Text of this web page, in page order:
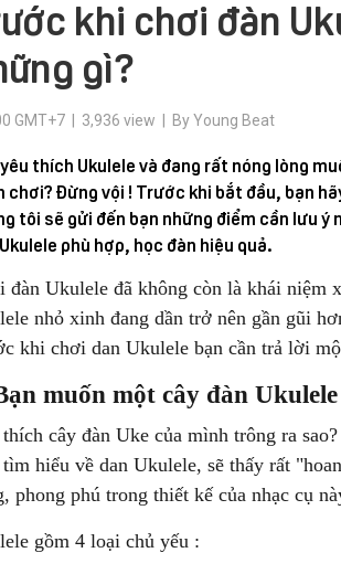
khi chơi đàn
gì?
GMT+7 | 3,936 view | By Young Beat
thích Ukulele và đang rất nóng lòng
chơi? Đừng vội ! Trước khi bắt đầu, bạn
tôi sẽ gửi đến bạn những điểm cần lưu ý
phù hợp, học đàn hiệu quả.
đàn Ukulele đã không còn là khái niệm
nhỏ xinh đang dần trở nên gần gũi
khi chơi dan Ukulele bạn cần trả lời
muốn một cây đàn
cây đàn Uke của mình trông ra
hiểu về dan Ukulele, sẽ thấy rất
phong phú trong thiết kế của nhạc cụ
gồm 4 loại chủ yếu :